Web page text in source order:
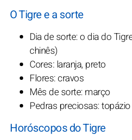
O Tigre e a sorte
Dia de sorte: o dia do
chinês)
Cores: laranja, preto
Flores: cravos
Mês de sorte: março
Pedras preciosas: topázio
Horóscopos do Tigre